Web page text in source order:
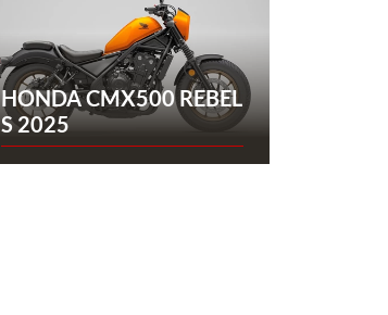
HONDA CMX500 REBEL
S 2025